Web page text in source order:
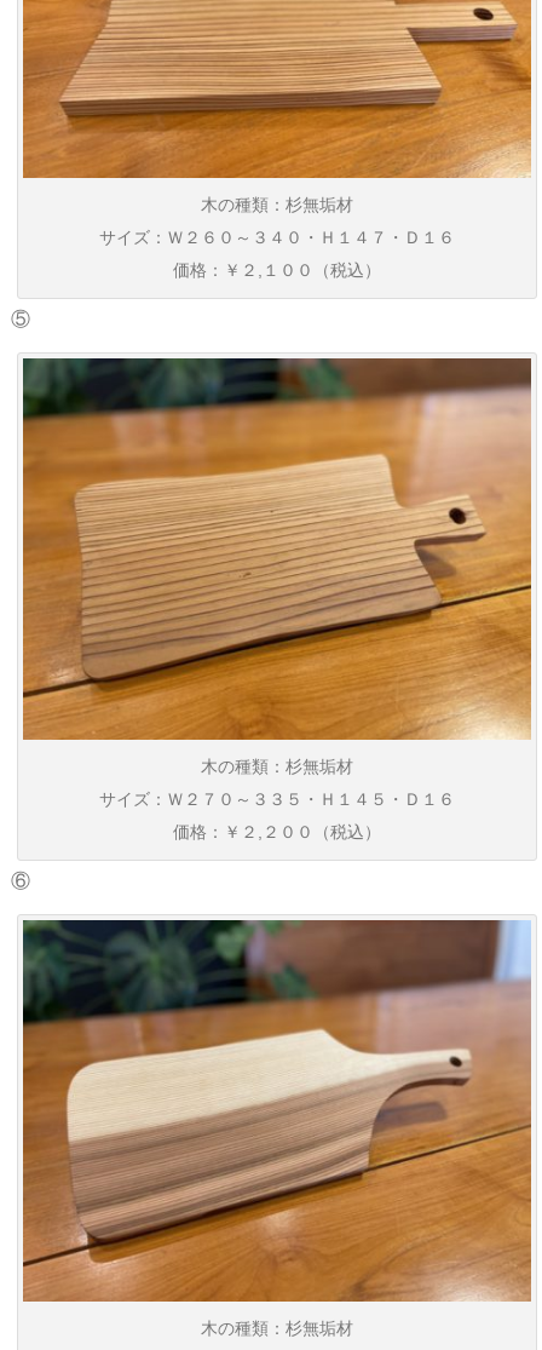
木の種類：杉無垢材
サイズ：Ｗ２６０～３４０・Ｈ１４７・Ｄ１６
価格：￥２,１００（税込）
⑤
木の種類：杉無垢材
サイズ：Ｗ２７０～３３５・Ｈ１４５・Ｄ１６
価格：￥２,２００（税込）
⑥
木の種類：杉無垢材